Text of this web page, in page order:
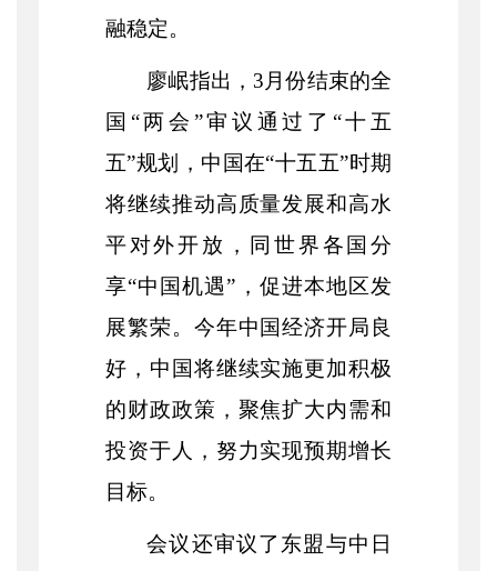
融稳定。
廖岷指出， 3月份结束的全
国“两会”审议通过了“十五
五”规划，中国在“十五五”时期
将继续推动高质量发展和高水
平对外开放，同世界各国分
享“中国机遇”，促进本地区发
展繁荣。今年中国经济开局良
好，中国将继续实施更加积极
的财政政策，聚焦扩大内需和
投资于人，努力实现预期增长
目标。
会议还审议了东盟与中日